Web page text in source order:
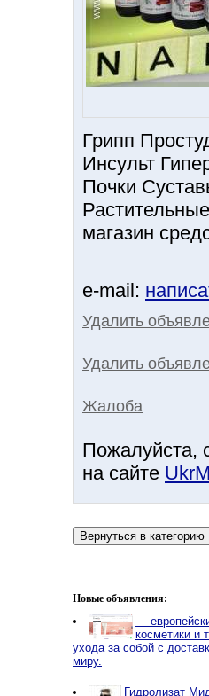
Грипп
Инсульт
Почки
магазин
e-mail:
Удалить
Удалить
Жалоба
Пожалуйста,
на сайте
Новые объявления:
—
косметики и
ухода за собой с
миру.
Гидролизат